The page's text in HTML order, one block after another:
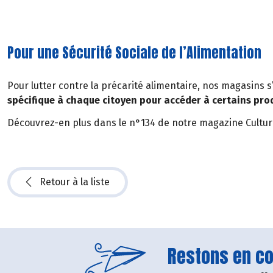
Pour une Sécurité Sociale de l’Alimentation
Pour lutter contre la précarité alimentaire, nos magasins
spécifique à chaque citoyen pour accéder à certains
Découvrez-en plus dans le n°134 de notre magazine
Retour à la liste
Restons en